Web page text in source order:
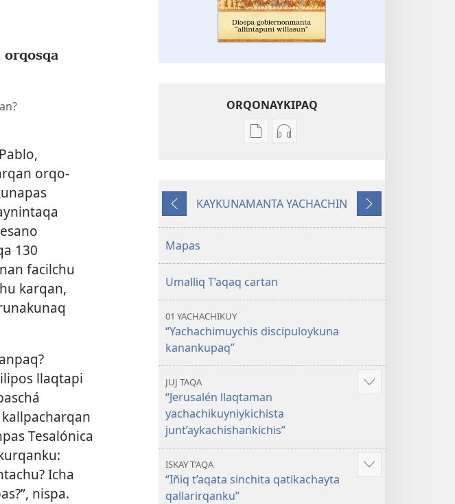
orqo-
130
facilchu
karqan,
llaqtapi
Tesalónica
Icha
nispa.
ORQONAYKIPAQ
Kaypi
gobiernonmanta
Kaypin
Diospa
gobiernonmanta
Kutiy
KAYKUNAMANTA YACHACHIN
Qatimuq
Mapas
Umalliq T’aqaq cartan
01 YACHACHIKUY
“Yachachimuychis discipuloykuna
kanankupaq”
JUJ TAQA
“Jerusalén llaqtaman
yachachikuyniykichista
junt’aykachishankichis”
Mostrar
ISKAY T’AQA
“Iñiq t’aqata sinchita qatikachayta
qallarirqanku”
Mostrar